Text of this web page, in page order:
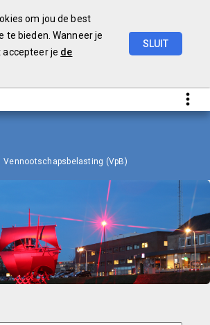
om jou de best
te bieden. Wanneer je
je de
SLUIT
Vennootschapsbelasting (VpB)